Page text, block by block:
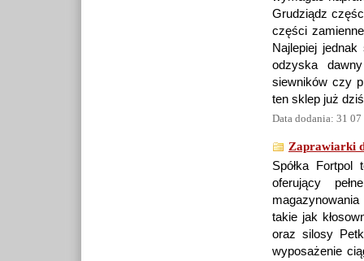
Grudziądz
części
Najlepiej
odzyska
siewników czy
ten sklep już
Data dodania: 31
Zaprawiarki
Spółka Fortpol
oferujący
takie jak
oraz silosy
wyposażenie